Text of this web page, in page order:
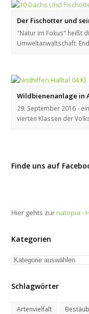
Der Fischotter und
"Natur im Fokus" heißt
Umweltanwaltschaft.
Wildbienenanlage in
29. September 2016 -
vierten Klassen der
Finde uns auf
Hier gehts zurnatopia -
Kategorien
Kategorien
Schlagwörter
Artenvielfalt